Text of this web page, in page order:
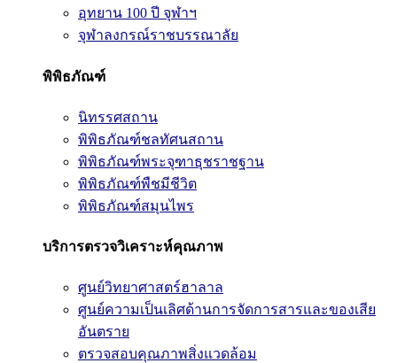
อุทยาน 100 ปี จุฬาฯ
จุฬาลงกรณ์ราชบรรณาลัย
พิพิธภัณฑ์
นิทรรศสถาน
พิพิธภัณฑ์ชลทัศนสถาน
พิพิธภัณฑ์พระจุฑาธุชราชฐาน
พิพิธภัณฑ์พืชมีชีวิต
พิพิธภัณฑ์สมุนไพร
บริการตรวจวิเคราะห์คุณภาพ
ศูนย์วิทยาศาสตร์ฮาลาล
ศูนย์ความเป็นเลิศด้านการจัดการสารและของเสีย
อันตราย
ตรวจสอบคุณภาพสิ่งแวดล้อม